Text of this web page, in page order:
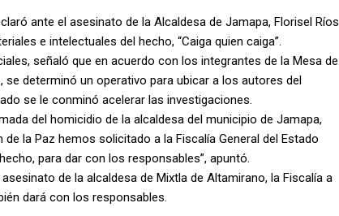
ante el asesinato de la Alcaldesa de Jamapa, Florisel Ríos
e intelectuales del hecho, “Caiga quien caiga”.
señaló que en acuerdo con los integrantes de la Mesa de
determinó un operativo para ubicar a los autores del
se le conminó acelerar las investigaciones.
del homicidio de la alcaldesa del municipio de Jamapa,
la Paz hemos solicitado a la Fiscalía General del Estado
para dar con los responsables”, apuntó.
de la alcaldesa de Mixtla de Altamirano, la Fiscalía a
dará con los responsables.